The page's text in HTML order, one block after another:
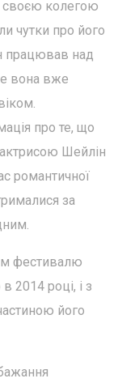
своєю колегою
чутки про його
працював над
вона вже
про те, що
Шейлін
романтичної
за
фестивалю
2014 році, і з
його